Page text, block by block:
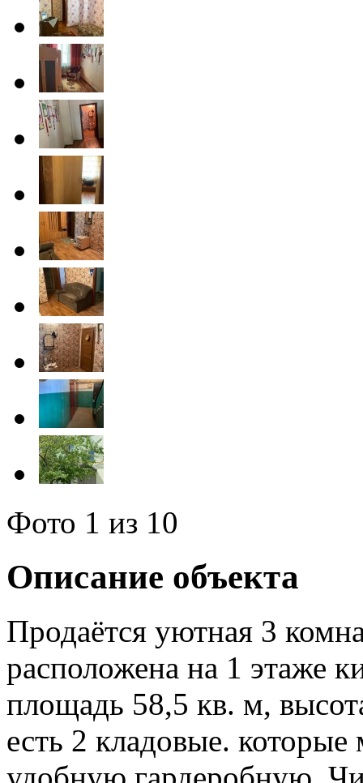
Фото 1 из 10
Описание объекта
Продаётся уютная 3
расположена на 1 этаже
площадь 58,5 кв. м,
есть 2 кладовые.